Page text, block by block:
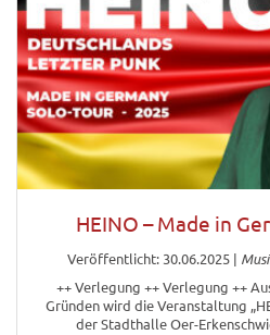
HEINO – Made in
Veröffentlicht: 30.06.2025|
++ Verlegung ++ Verlegung ++
Gründen wird die Veranstaltung
der Stadthalle Oer-